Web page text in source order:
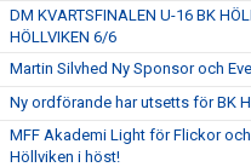
DM KVARTSFINALEN U-16 BK
HÖLLVIKEN 6/6
Martin Silvhed Ny Sponsor och
Ny ordförande har utsetts för BK
MFF Akademi Light för Flickor
Höllviken i höst!